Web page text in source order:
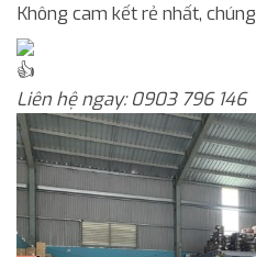
Không cam kết rẻ nhất,
Liên hệ ngay: 0903 796 146